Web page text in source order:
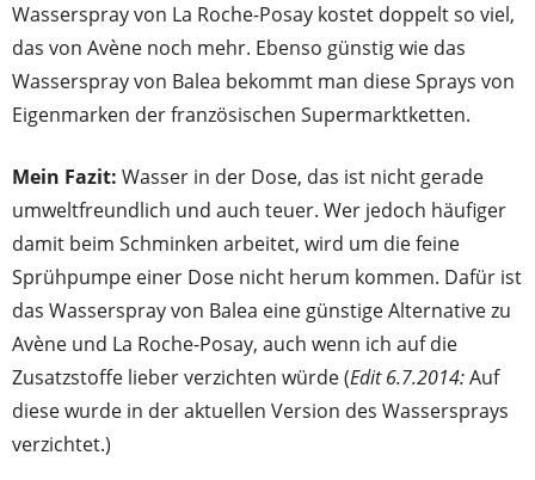
Wasserspray von La Roche-Posay kostet doppelt so viel,
das von Avène noch mehr. Ebenso günstig wie das
Wasserspray von Balea bekommt man diese Sprays von
Eigenmarken der französischen Supermarktketten.
Mein Fazit: Wasser in der Dose, das ist nicht gerade
umweltfreundlich und auch teuer. Wer jedoch häufiger
damit beim Schminken arbeitet, wird um die feine
Sprühpumpe einer Dose nicht herum kommen. Dafür ist
das Wasserspray von Balea eine günstige Alternative zu
Avène und La Roche-Posay, auch wenn ich auf die
Zusatzstoffe lieber verzichten würde (Edit 6.7.2014:Auf
diese wurde in der aktuellen Version des Wassersprays
verzichtet.)